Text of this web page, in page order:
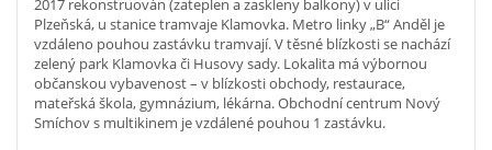
2017 rekonstruován (zateplen a zaskleny balkony) v ulici
Plzeňská, u stanice tramvaje Klamovka. Metro linky „B“ Anděl je
vzdáleno pouhou zastávku tramvají. V těsné blízkosti se nachází
zelený park Klamovka či Husovy sady. Lokalita má výbornou
občanskou vybavenost – v blízkosti obchody, restaurace,
mateřská škola, gymnázium, lékárna. Obchodní centrum Nový
Smíchov s multikinem je vzdálené pouhou 1 zastávku.